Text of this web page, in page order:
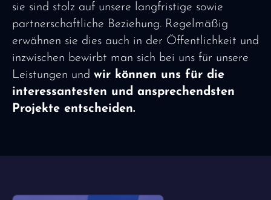
sie sind stolz auf unsere langfristige sowie
partnerschaftliche Beziehung. Regelmäßig
erwähnen sie dies auch in der Öffentlichkeit und
inzwischen bewirbt man sich bei uns für unsere
Leistungen und wir können uns für die
interessantesten und ansprechendsten
Projekte entscheiden.